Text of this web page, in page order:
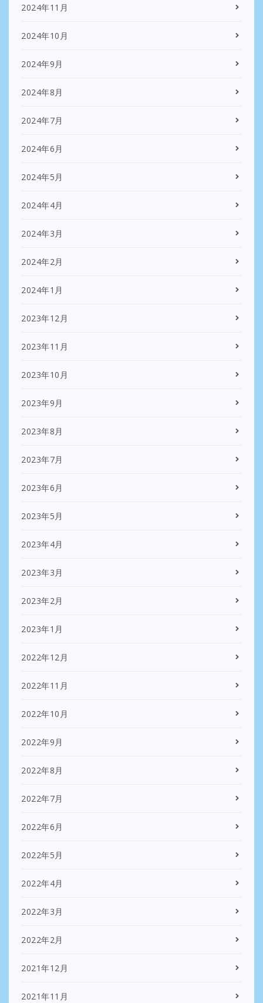
2024年11月
2024年10月
2024年9月
2024年8月
2024年7月
2024年6月
2024年5月
2024年4月
2024年3月
2024年2月
2024年1月
2023年12月
2023年11月
2023年10月
2023年9月
2023年8月
2023年7月
2023年6月
2023年5月
2023年4月
2023年3月
2023年2月
2023年1月
2022年12月
2022年11月
2022年10月
2022年9月
2022年8月
2022年7月
2022年6月
2022年5月
2022年4月
2022年3月
2022年2月
2021年12月
2021年11月